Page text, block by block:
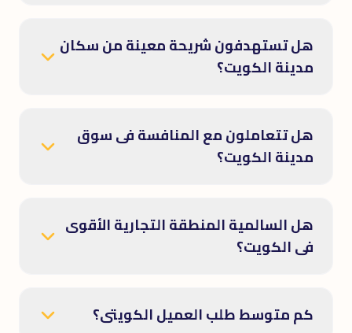
هل تستهدفون شريحة معينة من سكان
مدينة الكويت؟
هل تتعاملون مع المنافسة فى سوق
مدينة الكويت؟
هل السالمية المنطقة التجارية الأقوى
فى الكويت؟
كم متوسط طلب العميل الكويتى؟